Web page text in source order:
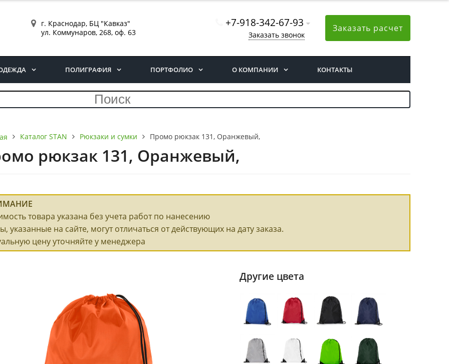
г. Краснодар, БЦ "Кавказ"
ул. Коммунаров, 268, оф. 63
+7-918-342-67-93
Заказать звонок
Заказать расчет
ПОЛИГРАФИЯ ПОРТФОЛИО О КОМПАНИИ КОНТАКТЫ
Каталог STAN Рюкзаки и сумки Промо рюкзак 131, Оранжевый,
рюкзак 131, Оранжевый,
товара указана без учета работ по нанесению
указанные на сайте, могут отличаться от действующих на дату заказа.
цену уточняйте у менеджера
Другие цвета